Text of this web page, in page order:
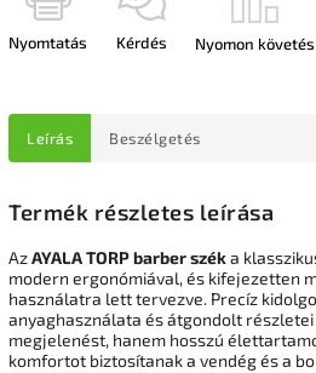
Nyomtatás Kérdés Nyomon követés
Leírás Beszélgetés
Termék részletes leírása
AzAYALA TORP barber széka
modern ergonómiával, és kifejezetten
használatra lett tervezve. Precíz
anyaghasználata és átgondolt
megjelenést, hanem hosszú
komfortot biztosítanak a vendég és a